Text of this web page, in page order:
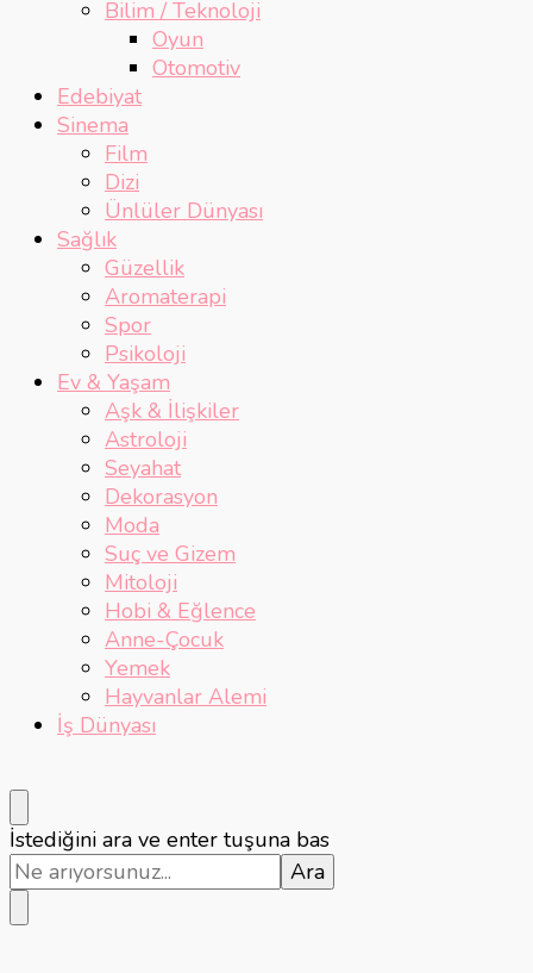
Bilim / Teknoloji
Oyun
Otomotiv
Edebiyat
Sinema
Film
Dizi
Ünlüler Dünyası
Sağlık
Güzellik
Aromaterapi
Spor
Psikoloji
Ev & Yaşam
Aşk & İlişkiler
Astroloji
Seyahat
Dekorasyon
Moda
Suç ve Gizem
Mitoloji
Hobi & Eğlence
Anne-Çocuk
Yemek
Hayvanlar Alemi
İş Dünyası
Bir
şey
mi
arıyorsunuz?
İstediğini ara ve enter tuşuna bas